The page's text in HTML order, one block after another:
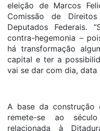
eleição de Marcos
Comissão de
Deputados Federais.
contra-hegemonia –
há transformação
capital e ter a
vai se dar com dia, data
A base da construção
remete-se ao
relacionada à